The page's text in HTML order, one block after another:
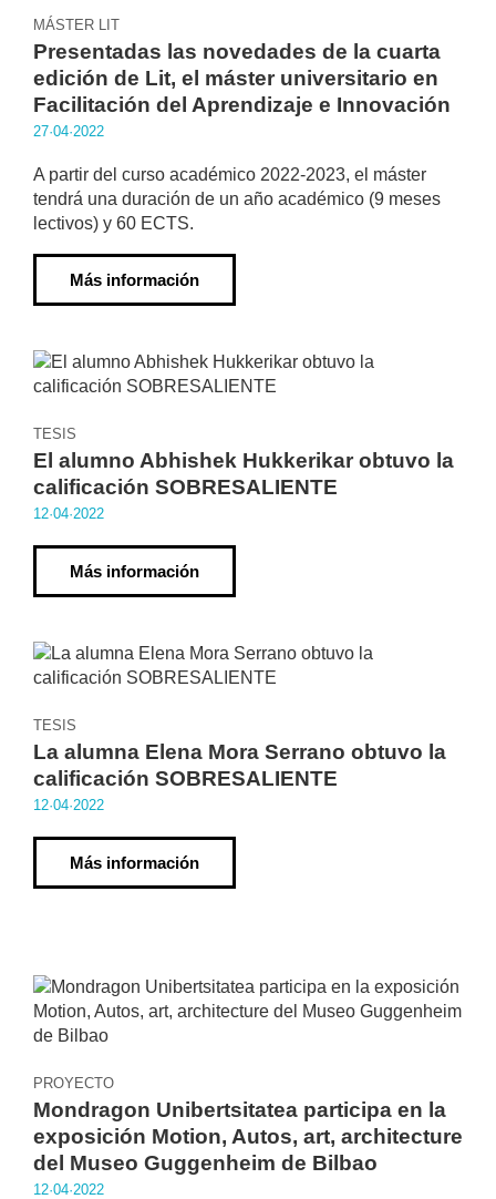
MÁSTER LIT
Presentadas las novedades de la cuarta
edición de Lit, el máster universitario en
Facilitación del Aprendizaje e Innovación
27·04·2022
A partir del curso académico 2022-2023, el máster
tendrá una duración de un año académico (9 meses
lectivos) y 60 ECTS.
Más información
TESIS
El alumno Abhishek Hukkerikar obtuvo la
calificación SOBRESALIENTE
12·04·2022
Más información
TESIS
La alumna Elena Mora Serrano obtuvo la
calificación SOBRESALIENTE
12·04·2022
Más información
PROYECTO
Mondragon Unibertsitatea participa en la
exposición Motion, Autos, art, architecture
del Museo Guggenheim de Bilbao
12·04·2022